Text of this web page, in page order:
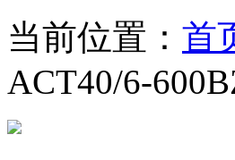
当前位置： 首
ACT40/6-